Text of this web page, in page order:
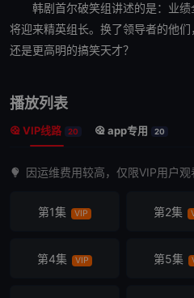
韩剧首尔破笑组讲述的是：业
将迎来精英组长。换了领导者的他们
还是更高明的搞笑天才？
播放列表
VIP线路 20 app专用 20
因运维费用较高，仅限VIP用户观
第1集 VIP 第2集
第4集 VIP 第5集